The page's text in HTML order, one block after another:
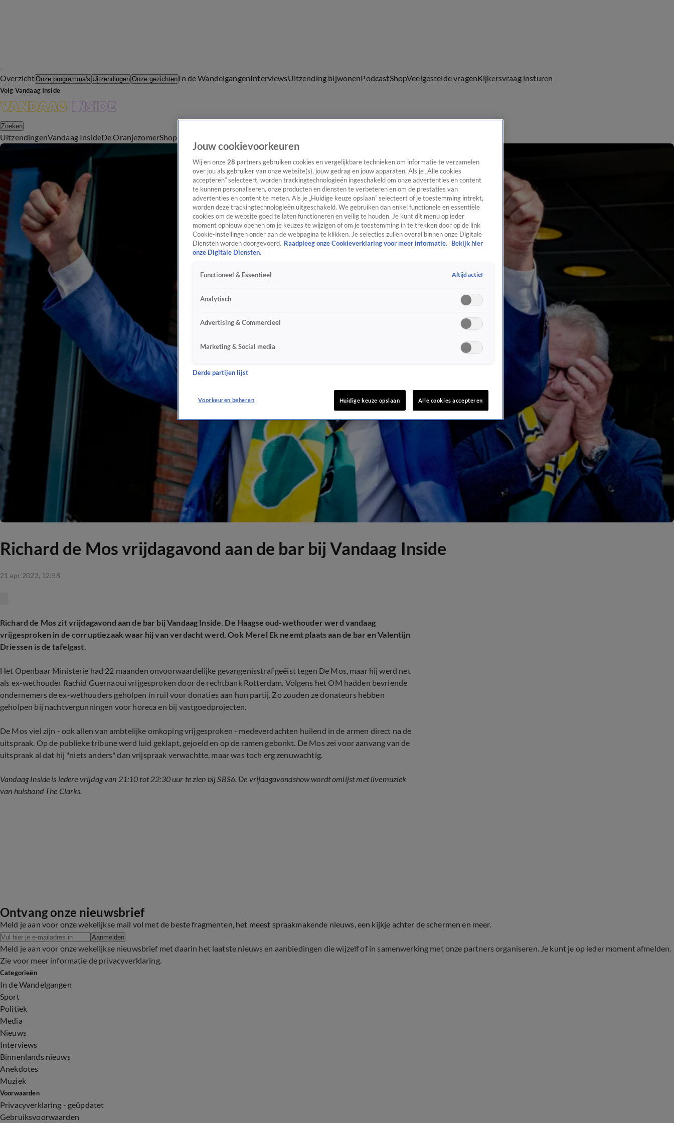
OverzichtOnze programma's Uitzendingen Onze gezichten In de WandelgangenInterviewsUitzending bijwonenPodcastShopVeelgestelde vragenKijkersvraag insturen
Volg Vandaag Inside
Zoeken
UitzendingenVandaag InsideDe OranjezomerShop
Richard de Mos vrijdagavond aan de bar bij Vandaag Inside
21 apr 2023, 12:58
Richard de Mos zit vrijdagavond aan de bar bij Vandaag Inside. De Haagse oud-wethouder werd vandaag
vrijgesproken in de corruptiezaak waar hij van verdacht werd. Ook Merel Ek neemt plaats aan de bar en Valentijn
Driessen is de tafelgast.
Het Openbaar Ministerie had 22 maanden onvoorwaardelijke gevangenisstraf geëist tegen De Mos, maar hij werd net
als ex-wethouder Rachid Guernaoui vrijgesproken door de rechtbank Rotterdam. Volgens het OM hadden bevriende
ondernemers de ex-wethouders geholpen in ruil voor donaties aan hun partij. Zo zouden ze donateurs hebben
geholpen bij nachtvergunningen voor horeca en bij vastgoedprojecten.
De Mos viel zijn - ook allen van ambtelijke omkoping vrijgesproken - medeverdachten huilend in de armen direct na de
uitspraak. Op de publieke tribune werd luid geklapt, gejoeld en op de ramen gebonkt. De Mos zei voor aanvang van de
uitspraak al dat hij "niets anders" dan vrijspraak verwachtte, maar was toch erg zenuwachtig.
Vandaag Inside is iedere vrijdag van 21:10 tot 22:30 uur te zien bij SBS6. De vrijdagavondshow wordt omlijst met livemuziek
van huisband The Clarks.
Ontvang onze nieuwsbrief
Meld je aan voor onze wekelijkse mail vol met de beste fragmenten, het meest spraakmakende nieuws, een kijkje achter de schermen en meer.
Aanmelden
Meld je aan voor onze wekelijkse nieuwsbrief met daarin het laatste nieuws en aanbiedingen die wijzelf of in samenwerking met onze partners organiseren. Je kunt je op ieder moment afmelden.
Zie voor meer informatie de privacyverklaring.
Categorieën
In de Wandelgangen
Sport
Politiek
Media
Nieuws
Interviews
Binnenlands nieuws
Anekdotes
Muziek
Voorwaarden
Privacyverklaring - geüpdatet
Gebruiksvoorwaarden
Jouw cookievoorkeuren
Wij en onze 28 partners gebruiken cookies en vergelijkbare technieken om informatie te verzamelen
over jou als gebruiker van onze website(s), jouw gedrag en jouw apparaten. Als je „Alle cookies
accepteren” selecteert, worden trackingtechnologieën ingeschakeld om onze advertenties en content
te kunnen personaliseren, onze producten en diensten te verbeteren en om de prestaties van
advertenties en content te meten. Als je „Huidige keuze opslaan” selecteert of je toestemming intrekt,
worden deze trackingtechnologieën uitgeschakeld. We gebruiken dan enkel functionele en essentiële
cookies om de website goed te laten functioneren en veilig te houden. Je kunt dit menu op ieder
moment opnieuw openen om je keuzes te wijzigen of om je toestemming in te trekken door op de link
Cookie-instellingen onder aan de webpagina te klikken. Je selecties zullen overal binnen onze Digitale
Diensten worden doorgevoerd. Raadpleeg onze Cookieverklaring voor meer informatie.
Bekijk hier
onze Digitale Diensten.
Functioneel & Essentieel Altijd actief
Analytisch
Advertising & Commercieel
Marketing & Social media
Derde partijen lijst
Voorkeuren beheren Huidige keuze opslaan Alle cookies accepteren